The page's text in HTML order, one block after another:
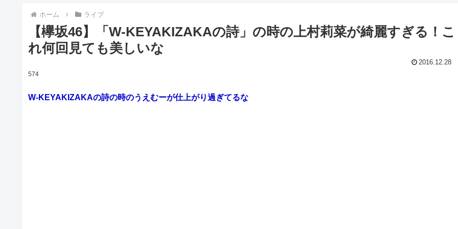
ホーム ライブ
【欅坂46】「W-KEYAKIZAKAの詩」の時の上村莉菜が綺麗すぎる！こ
れ何回見ても美しいな
2016.12.28
574
W-KEYAKIZAKAの詩の時のうえむーが仕上がり過ぎてるな